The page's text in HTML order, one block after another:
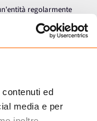
ed
media e per
regolarmente
vendita online di